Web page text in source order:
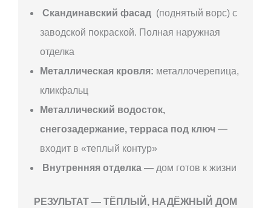
Скандинавский фасад (поднятый ворс) с
заводской покраской. Полная наружная
отделка
Металлическая кровля: металлочерепица,
кликфальц
Металлический водосток,
снегозадержание, терраса под ключ —
входит в «теплый контур»
Внутренняя отделка — дом готов к жизни
РЕЗУЛЬТАТ — ТЁПЛЫЙ, НАДЁЖНЫЙ ДОМ